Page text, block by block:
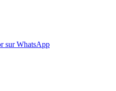
sur WhatsApp